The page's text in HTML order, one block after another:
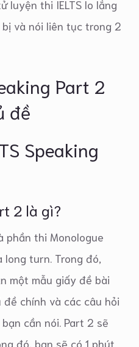
luyện thi IELTS lo lắng
và nói liên tục trong 2
Part 2
đề
Speaking
2 là gì?
phần thi Monologue
turn. Trong đó,
một mẫu giấy đề bài
đề chính và các câu hỏi
cần nói. Part 2 sẽ
đó, bạn sẽ có 1 phút